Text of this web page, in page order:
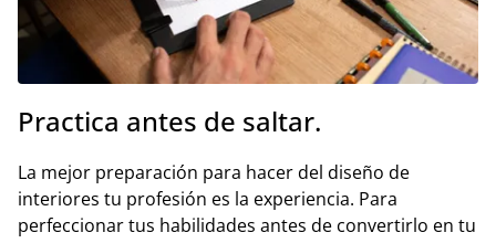
Practica antes de saltar.
La mejor preparación para hacer del diseño de
interiores tu profesión es la experiencia. Para
perfeccionar tus habilidades antes de convertirlo en tu